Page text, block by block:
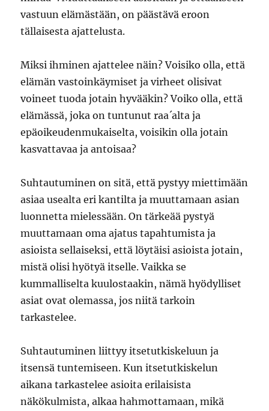
vastuun elämästään, on päästävä eroon
tällaisesta ajattelusta.
Miksi ihminen ajattelee näin? Voisiko olla, että
elämän vastoinkäymiset ja virheet olisivat
voineet tuoda jotain hyvääkin? Voiko olla, että
elämässä, joka on tuntunut raa´alta ja
epäoikeudenmukaiselta, voisikin olla jotain
kasvattavaa ja antoisaa?
Suhtautuminen on sitä, että pystyy miettimään
asiaa usealta eri kantilta ja muuttamaan asian
luonnetta mielessään. On tärkeää pystyä
muuttamaan oma ajatus tapahtumista ja
asioista sellaiseksi, että löytäisi asioista jotain,
mistä olisi hyötyä itselle. Vaikka se
kummalliselta kuulostaakin, nämä hyödylliset
asiat ovat olemassa, jos niitä tarkoin
tarkastelee.
Suhtautuminen liittyy itsetutkiskeluun ja
itsensä tuntemiseen. Kun itsetutkiskelun
aikana tarkastelee asioita erilaisista
näkökulmista, alkaa hahmottamaan, mikä